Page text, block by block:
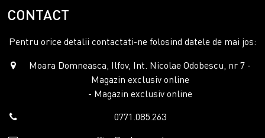
CONTACT
Pentru orice detalii contactati-ne folosind datele de mai jos:
Moara Domneasca, Ilfov, Int. Nicolae Odobescu, nr 7 -
Magazin exclusiv online
- Magazin exclusiv online
0771.085.263